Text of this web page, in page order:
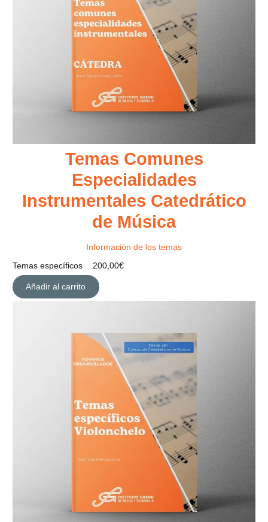
Temas Comunes
Especialidades
Instrumentales Catedrático
de Música
Información de los temas
Temas específicos
200,00€
Añadir al carrito